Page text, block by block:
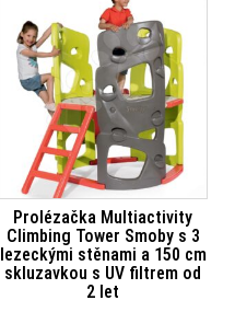
Prolézačka Multiactivity
Climbing Tower Smoby s 3
lezeckými stěnami a 150 cm
skluzavkou s UV filtrem od
2 let